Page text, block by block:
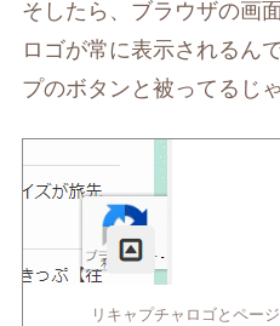
そしたら、ブラウザの画
ロゴが常に表示されるん
プのボタンと被ってるじ
リキャプチャロゴとペー